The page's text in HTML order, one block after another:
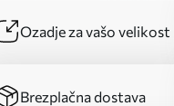
Ozadje za vašo velikost
Brezplačna dostava